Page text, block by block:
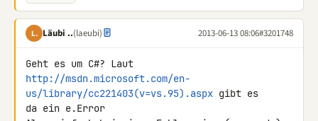
L. Läubi ..(laeubi) 2013-06-13 08:06#3201748
http://msdn.microsoft.com/en-
us/library/cc221403(v=vs.95).aspx gibt es
da ein e.Error